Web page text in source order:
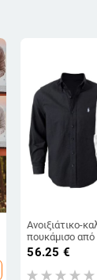
Ανοιξιάτικο-
πουκάμισο από
κέντημα
ανάλαφρο και
για άνδρες
56.25 €